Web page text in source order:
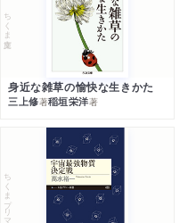
ちくま文庫
身近な雑草の愉快な生きかた
三上修著稲垣栄洋著
ちくまプリマー新書